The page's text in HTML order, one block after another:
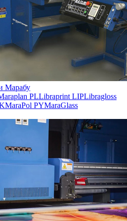
Марабу
PLLibraprint LIPLibragloss
MaraPol PYMaraGlass